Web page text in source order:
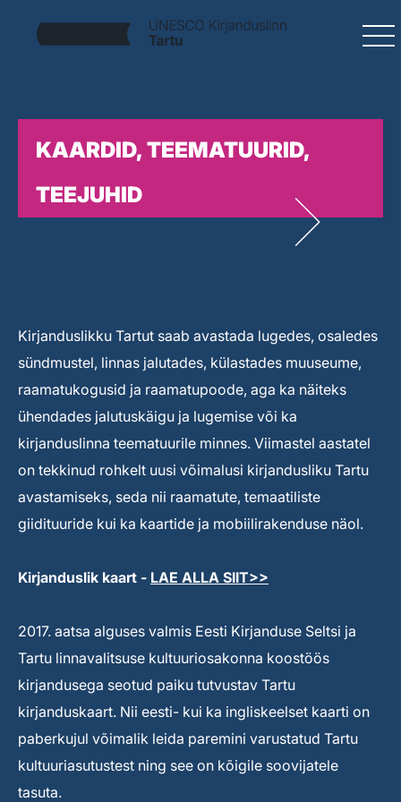
KAARDID, TEEMATUURID,
TEEJUHID
Kirjanduslikku Tartut saab avastada lugedes, osaledes
sündmustel, linnas jalutades, külastades muuseume,
raamatukogusid ja raamatupoode, aga ka näiteks
ühendades jalutuskäigu ja lugemise või ka
kirjanduslinna teematuurile minnes. Viimastel aastatel
on tekkinud rohkelt uusi võimalusi kirjandusliku Tartu
avastamiseks, seda nii raamatute, temaatiliste
giidituuride kui ka kaartide ja mobiilirakenduse näol.
Kirjanduslik kaart - LAE ALLA SIIT>>
2017. aatsa alguses valmis Eesti Kirjanduse Seltsi ja
Tartu linnavalitsuse kultuuriosakonna koostöös
kirjandusega seotud paiku tutvustav Tartu
kirjanduskaart. Nii eesti- kui ka ingliskeelset kaarti on
paberkujul võimalik leida paremini varustatud Tartu
kultuuriasutustest ning see on kõigile soovijatele
tasuta.